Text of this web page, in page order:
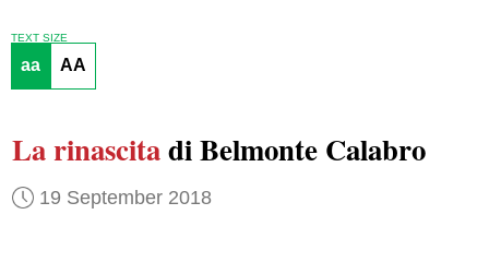
TEXT SIZE
aa AA
La rinascitadi Belmonte Calabro
19 September 2018